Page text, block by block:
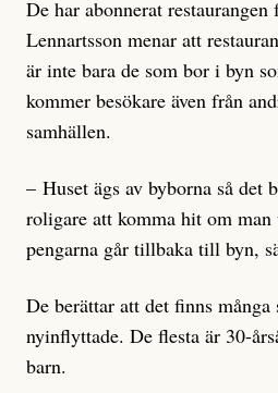
De har abonnerat
Lennartsson menar att
är inte bara de som bor i byn
kommer besökare även från
samhällen.
– Huset ägs av byborna så det
roligare att komma hit om man
pengarna går tillbaka till byn,
De berättar att det finns
nyinflyttade. De flesta är 30-
barn.